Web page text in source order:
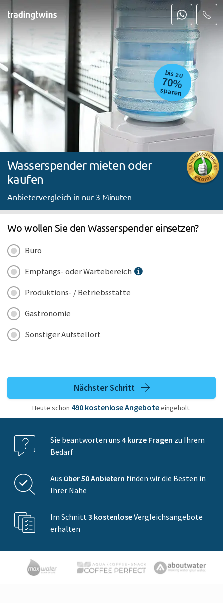
bis zu
70%
sparen
Wasserspender mieten oder
kaufen
Anbietervergleich in nur 3 Minuten
Wo wollen Sie den Wasserspender einsetzen?
Büro
Empfangs- oder Wartebereich
Produktions- / Betriebsstätte
Gastronomie
Sonstiger Aufstellort
Nächster Schritt
Heute schon 490 kostenloseAngeboteeingeholt.
Sie beantworten uns 4 kurze Fragen zu Ihrem
Bedarf
Aus über 50 Anbietern finden wir die Besten in
Ihrer Nähe
Im Schnitt 3 kostenloseVergleichsangebote
erhalten